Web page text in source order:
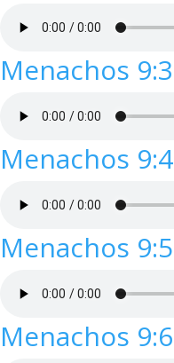
Menachos 9:3
Menachos 9:4
Menachos 9:5
Menachos 9:6